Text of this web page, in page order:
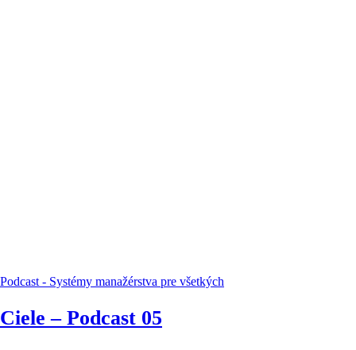
Podcast - Systémy manažérstva pre všetkých
Ciele – Podcast 05